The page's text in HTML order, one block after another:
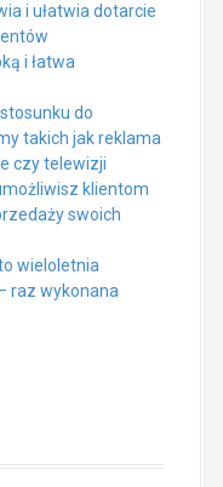
i ułatwia dotarcie
i łatwa
do
takich jak reklama
czy telewizji
klientom
swoich
wieloletnia
raz wykonana